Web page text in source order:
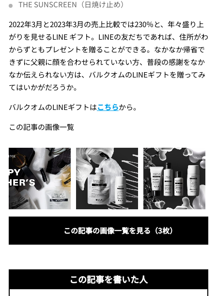
THE SUNSCREEN（日焼け止め）
2022年3月と2023年3月の売上比較では230％と、年々盛り上
がりを見せるLINE ギフト。LINEの友だちであれば、住所がわ
からずともプレゼントを贈ることができる。なかなか帰省で
きずに父親に顔を合わせられていない方、普段の感謝をなか
なか伝えられない方は、バルクオムのLINEギフトを贈ってみ
てはいかがだろうか。
バルクオムのLINEギフトはこちらから。
この記事の画像一覧
この記事の画像一覧を見る（3枚）
この記事を書いた人